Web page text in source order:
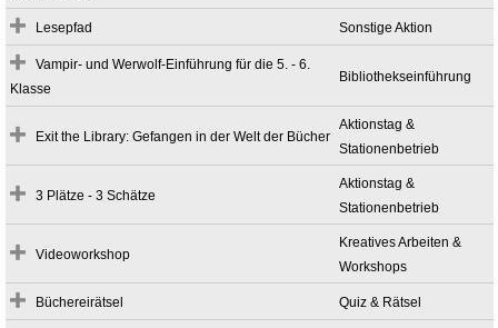
Lesepfad Sonstige Aktion
Vampir- und Werwolf-Einführung für die 5. - 6.
Klasse
Bibliothekseinführung
Exit the Library: Gefangen in der Welt der Bücher
Aktionstag &
Stationenbetrieb
3 Plätze - 3 Schätze
Aktionstag &
Stationenbetrieb
Videoworkshop
Kreatives Arbeiten &
Workshops
Büchereirätsel Quiz & Rätsel